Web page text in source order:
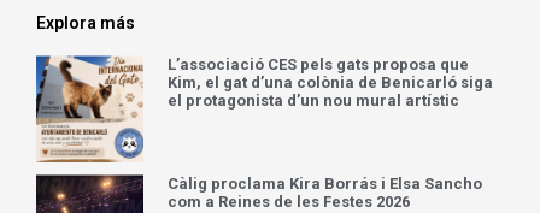
Explora más
L’associació CES pels gats proposa que
Kim, el gat d’una colònia de Benicarló siga
el protagonista d’un nou mural artístic
Càlig proclama Kira Borrás i Elsa Sancho
com a Reines de les Festes 2026